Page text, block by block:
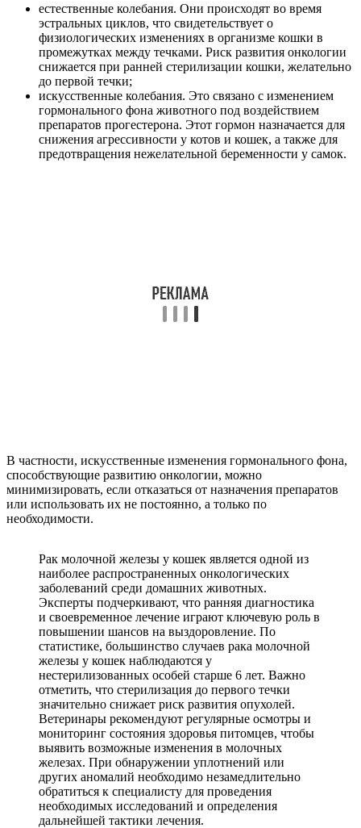
естественные колебания. Они происходят во время
эстральных циклов, что свидетельствует о
физиологических изменениях в организме кошки в
промежутках между течками. Риск развития онкологии
снижается при ранней стерилизации кошки, желательно
до первой течки;
искусственные колебания. Это связано с изменением
гормонального фона животного под воздействием
препаратов прогестерона. Этот гормон назначается для
снижения агрессивности у котов и кошек, а также для
предотвращения нежелательной беременности у самок.
В частности, искусственные изменения гормонального фона,
способствующие развитию онкологии, можно
минимизировать, если отказаться от назначения препаратов
или использовать их не постоянно, а только по
необходимости.
Рак молочной железы у кошек является одной из
наиболее распространенных онкологических
заболеваний среди домашних животных.
Эксперты подчеркивают, что ранняя диагностика
и своевременное лечение играют ключевую роль в
повышении шансов на выздоровление. По
статистике, большинство случаев рака молочной
железы у кошек наблюдаются у
нестерилизованных особей старше 6 лет. Важно
отметить, что стерилизация до первого течки
значительно снижает риск развития опухолей.
Ветеринары рекомендуют регулярные осмотры и
мониторинг состояния здоровья питомцев, чтобы
выявить возможные изменения в молочных
железах. При обнаружении уплотнений или
других аномалий необходимо незамедлительно
обратиться к специалисту для проведения
необходимых исследований и определения
дальнейшей тактики лечения.